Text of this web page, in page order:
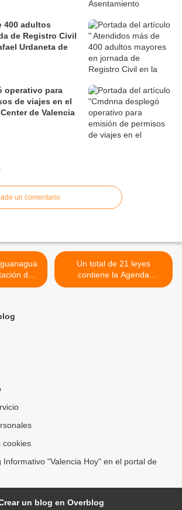
400 adultos
de Registro Civil
Urdaneta de
operativo para
de viajes en el
de Valencia
un comentario
del
Un total de 21 leyes
contiene la Agenda
Legislativa 2022
cookies
Informativo "Valencia Hoy" en el portal de
un blog en Overblog